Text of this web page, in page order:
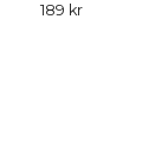
189 kr